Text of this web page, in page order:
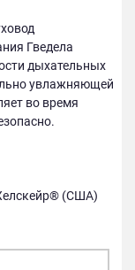
Гведела
дыхательных
увлажняющей
во время
(США)